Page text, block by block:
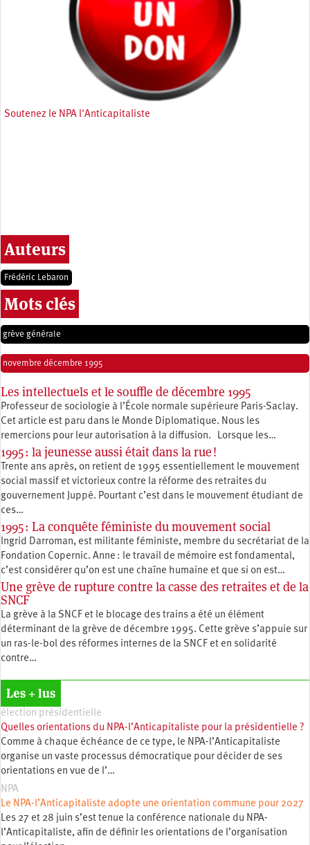
Soutenez le NPA l'Anticapitaliste
Auteurs
Frédéric Lebaron
Mots clés
grève générale
novembre décembre 1995
Les intellectuels et le souffle de décembre 1995
Professeur de sociologie à l’École normale supérieure Paris-Saclay.
Cet article est paru dans le Monde Diplomatique. Nous les
remercions pour leur autorisation à la diffusion. Lorsque les…
1995 : la jeunesse aussi était dans la rue !
Trente ans après, on retient de 1995 essentiellement le mouvement
social massif et victorieux contre la réforme des retraites du
gouvernement Juppé. Pourtant c’est dans le mouvement étudiant de
ces…
1995 : La conquête féministe du mouvement social
Ingrid Darroman, est militante féministe, membre du secrétariat de la
Fondation Copernic. Anne : le travail de mémoire est fondamental,
c’est considérer qu’on est une chaîne humaine et que si on est…
Une grève de rupture contre la casse des retraites et de la
SNCF
La grève à la SNCF et le blocage des trains a été un élément
déterminant de la grève de décembre 1995. Cette grève s’appuie sur
un ras-le-bol des réformes internes de la SNCF et en solidarité
contre…
Les + lus
élection présidentielle
Quelles orientations du NPA-l’Anticapitaliste pour la présidentielle ?
Comme à chaque échéance de ce type, le NPA-l’Anticapitaliste
organise un vaste processus démocratique pour décider de ses
orientations en vue de l’…
NPA
Le NPA-l’Anticapitaliste adopte une orientation commune pour 2027
Les 27 et 28 juin s’est tenue la conférence nationale du NPA-
l’Anticapitaliste, afin de définir les orientations de l’organisation